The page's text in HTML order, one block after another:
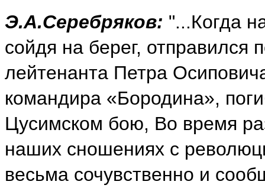
Э.А.Серебряков: "...Когда
сойдя на берег, отправился
лейтенанта Петра
командира «Бородина»,
Цусимском бою, Во время
наших сношениях с
весьма сочувственно и